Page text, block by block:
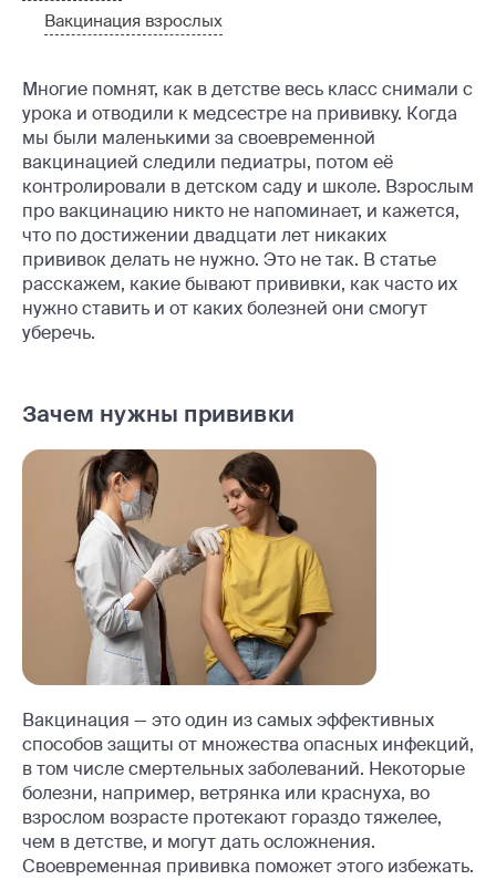
Вакцинация взрослых
Многие помнят, как в детстве весь класс снимали с
урока и отводили к медсестре на прививку. Когда
мы были маленькими за своевременной
вакцинацией следили педиатры, потом её
контролировали в детском саду и школе. Взрослым
про вакцинацию никто не напоминает, и кажется,
что по достижении двадцати лет никаких
прививок делать не нужно. Это не так. В статье
расскажем, какие бывают прививки, как часто их
нужно ставить и от каких болезней они смогут
уберечь.
Зачем нужны прививки
Вакцинация — это один из самых эффективных
способов защиты от множества опасных инфекций,
в том числе смертельных заболеваний. Некоторые
болезни, например, ветрянка или краснуха, во
взрослом возрасте протекают гораздо тяжелее,
чем в детстве, и могут дать осложнения.
Своевременная прививка поможет этого избежать.